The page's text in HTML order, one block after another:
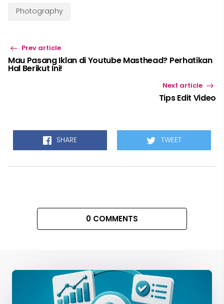
Photography
Prev article
Mau Pasang Iklan di Youtube Masthead? Perhatikan
Hal Berikut Ini!
Next article
Tips Edit Video
SHARE TWEET
0 COMMENTS